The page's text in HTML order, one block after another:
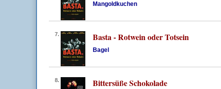
Mangoldkuchen
7. Basta - Rotwein oder Totsein
Bagel
8. Bittersüße Schokolade